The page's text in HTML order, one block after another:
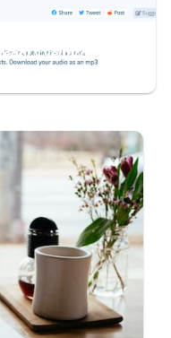
y verificar nuestro